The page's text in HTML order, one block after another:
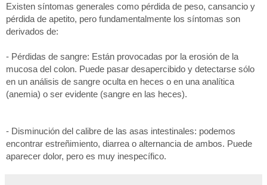
Existen síntomas generales como pérdida de peso, cansancio y
pérdida de apetito, pero fundamentalmente los síntomas son
derivados de:
- Pérdidas de sangre: Están provocadas por la erosión de la
mucosa del colon. Puede pasar desapercibido y detectarse sólo
en un análisis de sangre oculta en heces o en una analítica
(anemia) o ser evidente (sangre en las heces).
- Disminución del calibre de las asas intestinales: podemos
encontrar estreñimiento, diarrea o alternancia de ambos. Puede
aparecer dolor, pero es muy inespecífico.